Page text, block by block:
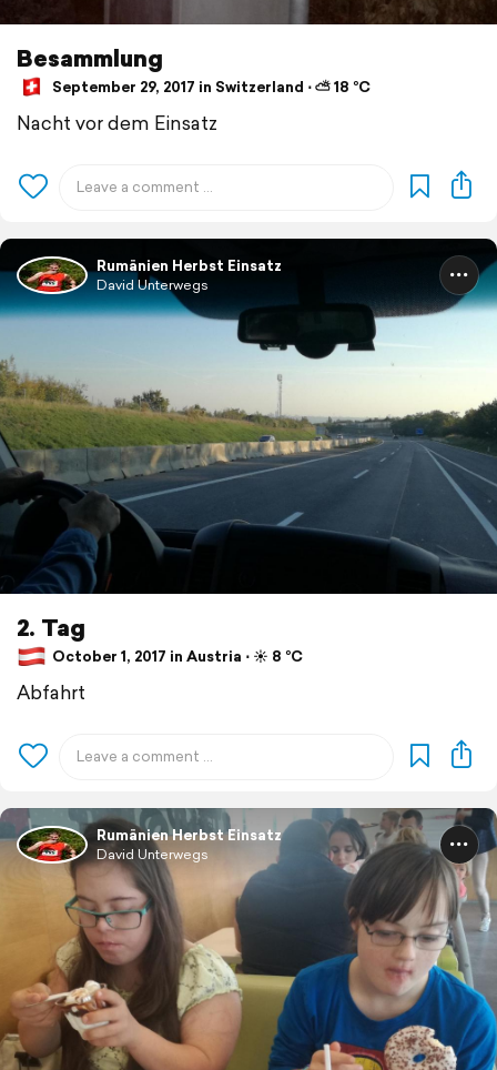
Besammlung
September 29, 2017 in Switzerland ⋅ ⛅ 18 °C
Nacht vor dem Einsatz
Rumänien Herbst Einsatz
David Unterwegs
2. Tag
October 1, 2017 in Austria ⋅ ☀️ 8 °C
Abfahrt
Rumänien Herbst Einsatz
David Unterwegs